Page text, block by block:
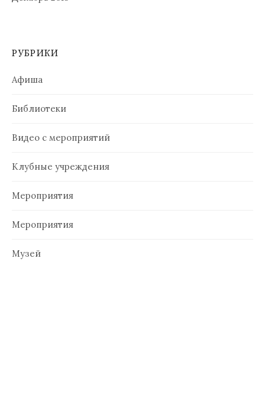
РУБРИКИ
Афиша
Библиотеки
Видео с мероприятий
Клубные учреждения
Мероприятия
Мероприятия
Музей